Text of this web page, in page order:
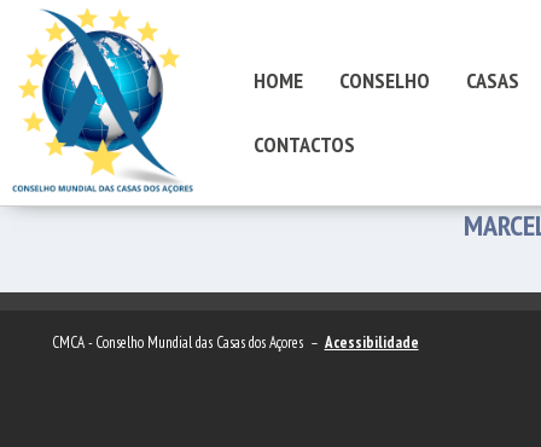
HOME CONSELHO CASAS
CONTACTOS
CMCA - Conselho Mundial das Casas dos Açores – Acessibilidade